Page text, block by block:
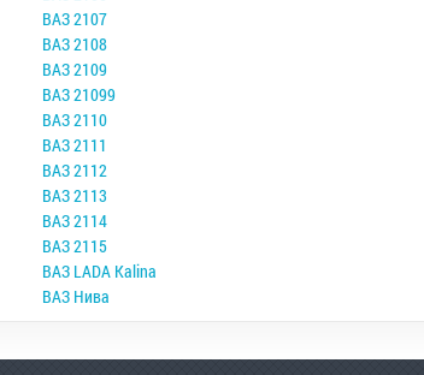
ВАЗ 2107
ВАЗ 2108
ВАЗ 2109
ВАЗ 21099
ВАЗ 2110
ВАЗ 2111
ВАЗ 2112
ВАЗ 2113
ВАЗ 2114
ВАЗ 2115
ВАЗ LADA Kalina
ВАЗ Нива